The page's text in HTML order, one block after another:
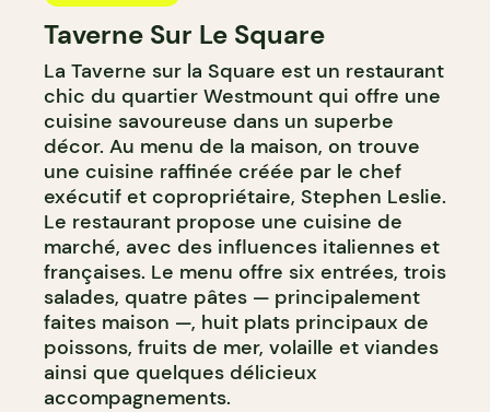
Taverne Sur Le Square
La Taverne sur la Square est un restaurant
chic du quartier Westmount qui offre une
cuisine savoureuse dans un superbe
décor. Au menu de la maison, on trouve
une cuisine raffinée créée par le chef
exécutif et copropriétaire, Stephen Leslie.
Le restaurant propose une cuisine de
marché, avec des influences italiennes et
françaises. Le menu offre six entrées, trois
salades, quatre pâtes — principalement
faites maison —, huit plats principaux de
poissons, fruits de mer, volaille et viandes
ainsi que quelques délicieux
accompagnements.